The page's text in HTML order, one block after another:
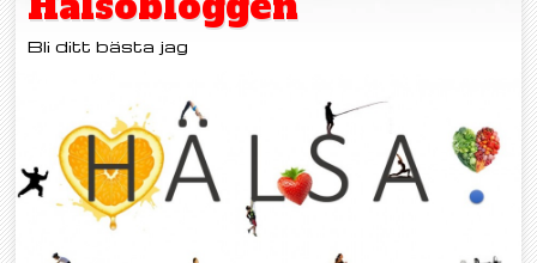
MOTION
FRISKVÅRD
HJÄRNHÄLSA
OM OSS
KONTAKT
Bli ditt bästa jag